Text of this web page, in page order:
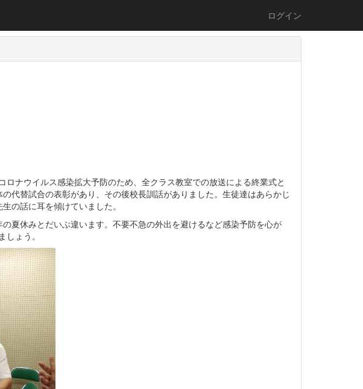
ログイン
ナウイルス感染拡大予防のため、全クラス教室での放送による終業式と
代替試合の表彰があり、その後校長訓話がありました。生徒達はあらかじ
の話に耳を傾けていました。
夏休みとだいぶ違います。不要不急の外出を避けるなど感染予防を心が
ょう。